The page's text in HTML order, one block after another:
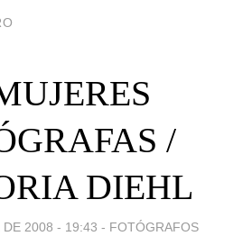
/
DIEHL
DE 2008 - 19:43 - FOTÓGRAFOS